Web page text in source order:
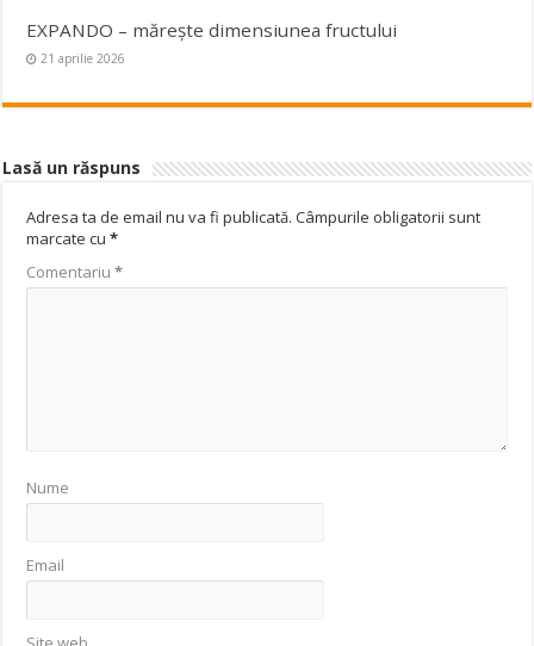
EXPANDO – mărește dimensiunea fructului
21 aprilie 2026
Lasă un răspuns
Adresa ta de email nu va fi publicată. Câmpurile obligatorii sunt
marcate cu*
Comentariu*
Nume
Email